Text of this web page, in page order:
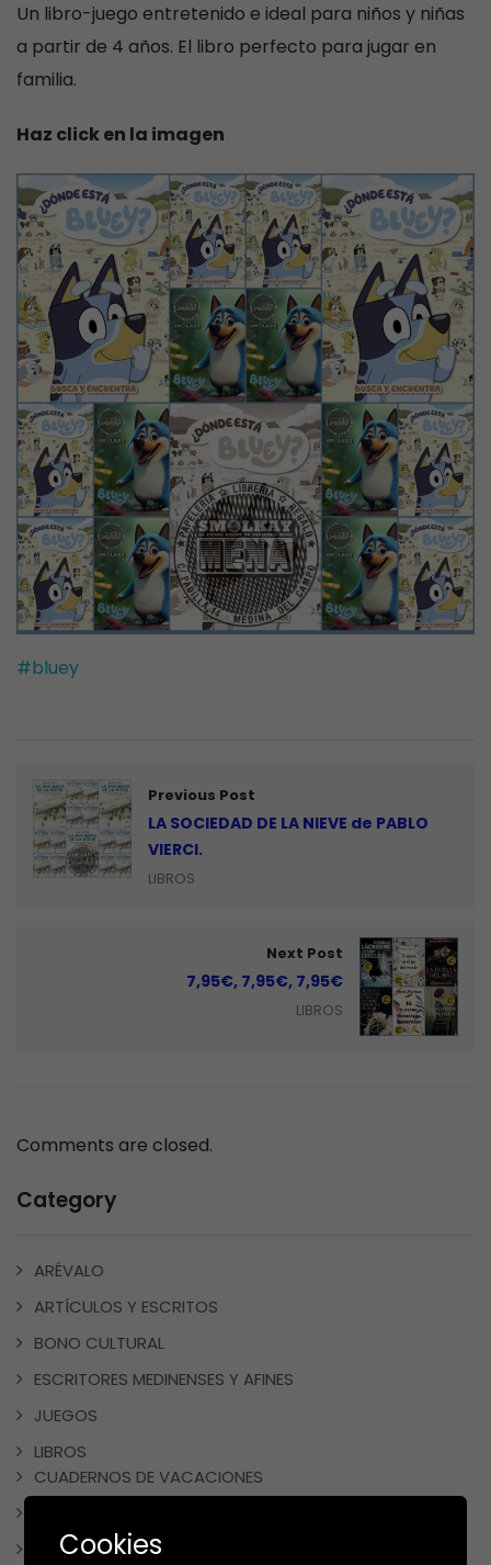
Un libro-juego entretenido e ideal para niños y niñas
a partir de 4 años. El libro perfecto para jugar en
familia.
Haz click en la imagen
#bluey
Previous Post
LA SOCIEDAD DE LA NIEVE de PABLO
VIERCI.
LIBROS
Next Post
7,95€, 7,95€, 7,95€
LIBROS
Comments are closed.
Category
ARÉVALO
ARTÍCULOS Y ESCRITOS
BONO CULTURAL
ESCRITORES MEDINENSES Y AFINES
JUEGOS
LIBROS
CUADERNOS DE VACACIONES
LIBROS DE TEXTO
Cookies